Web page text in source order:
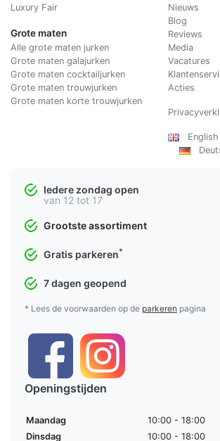
Luxury Fair
Grote maten
Alle grote maten jurken
Grote maten galajurken
Grote maten cocktailjurken
Grote maten trouwjurken
Grote maten korte trouwjurken
Nieuws
Blog
Reviews
Media
Vacatures
Acties
Iedere zondag open
van 12 tot 17
Grootste assortiment
Gratis parkeren*
7 dagen geopend
* Lees de voorwaarden op de parkeren pagina
Openingstijden
Maandag
10:00 - 18:00
Dinsdag
10:00 - 18:00